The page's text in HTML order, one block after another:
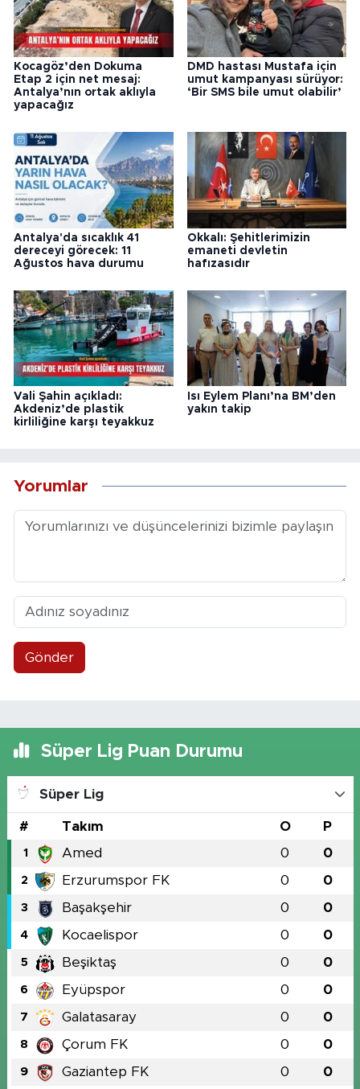
Kocagöz’den Dokuma
Etap 2 için net mesaj:
Antalya’nın ortak aklıyla
yapacağız
DMD hastası Mustafa için
umut kampanyası sürüyor:
‘Bir SMS bile umut olabilir’
Antalya'da sıcaklık 41
dereceyi görecek: 11
Ağustos hava durumu
Okkalı: Şehitlerimizin
emaneti devletin
hafızasıdır
Vali Şahin açıkladı:
Akdeniz’de plastik
kirliliğine karşı teyakkuz
Isı Eylem Planı’na BM’den
yakın takip
Yorumlar
Gönder
Süper Lig Puan Durumu
Süper Lig
# Takım O P
1 Amed 0 0
2 Erzurumspor FK 0 0
3 Başakşehir 0 0
4 Kocaelispor 0 0
5 Beşiktaş 0 0
6 Eyüpspor 0 0
7 Galatasaray 0 0
8 Çorum FK 0 0
9 Gaziantep FK 0 0